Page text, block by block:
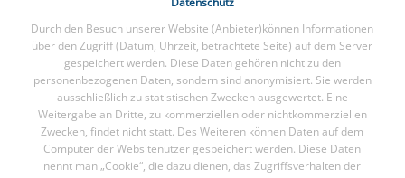
Durch den Besuch unserer Website (Anbieter)können Informationen
über den Zugriff (Datum, Uhrzeit, betrachtete Seite) auf dem Server
gespeichert werden. Diese Daten gehören nicht zu den
personenbezogenen Daten, sondern sind anonymisiert. Sie werden
ausschließlich zu statistischen Zwecken ausgewertet. Eine
Weitergabe an Dritte, zu kommerziellen oder nichtkommerziellen
Zwecken, findet nicht statt. Des Weiteren können Daten auf dem
Computer der Websitenutzer gespeichert werden. Diese Daten
nennt man „Cookie“, die dazu dienen, das Zugriffsverhalten der